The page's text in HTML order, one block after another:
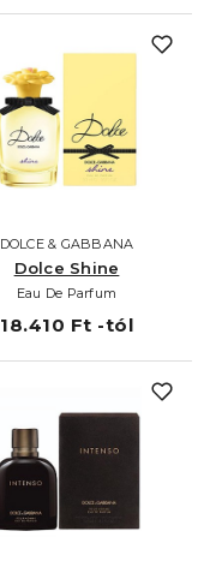
DOLCE & GABBANA
Dolce Shine
Eau De Parfum
18.410 Ft -tól